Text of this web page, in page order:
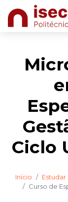
Ciclo
Início Estudar
Curso de